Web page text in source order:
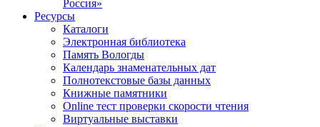
Россия»
Ресурсы
Каталоги
Электронная библиотека
Память Вологды
Календарь знаменательных дат
Полнотекстовые базы данных
Книжные памятники
Online тест проверки скорости чтения
Виртуальные выставки